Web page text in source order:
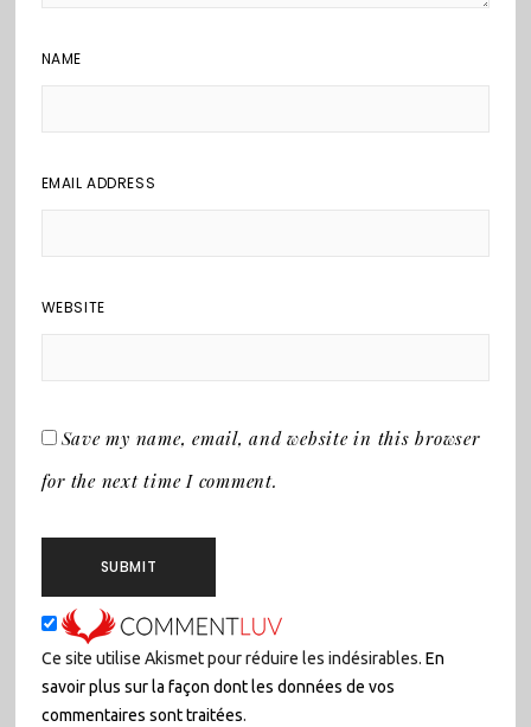
NAME
EMAIL ADDRESS
WEBSITE
Save my name, email, and website in this browser
for the next time I comment.
Ce site utilise Akismet pour réduire les indésirables. En
savoir plus sur la façon dont les données de vos
commentaires sont traitées.